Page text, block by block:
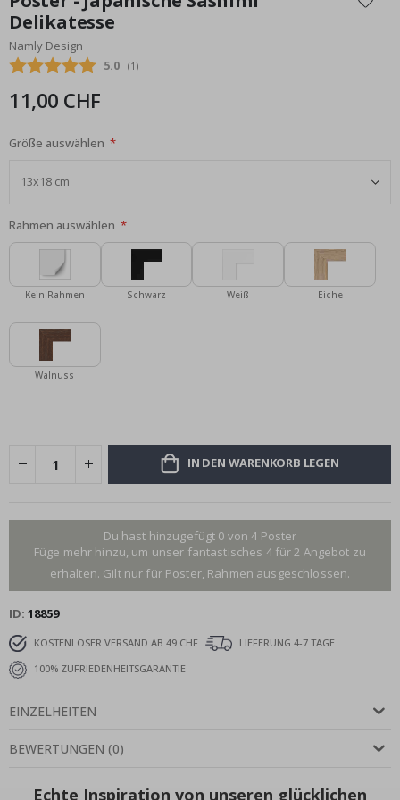
der
Bildgalerie
springen
Delikatesse
Namly Design
Durchschnittliche Bewertung:
5.0 (abgegebene bewertungen:
1 )
11,00 CHF
Größe auswählen
Rahmen auswählen
Kein Rahmen Schwarz Weiß Eiche
Walnuss
IN DEN WARENKORB LEGEN
Du hast hinzugefügt 0 von 4 Poster
Füge mehr hinzu, um unser fantastisches 4 für 2 Angebot zu
erhalten. Gilt nur für Poster, Rahmen ausgeschlossen.
ID 18859
KOSTENLOSER VERSAND AB 49 CHF
LIEFERUNG 4-7 TAGE
100% ZUFRIEDENHEITSGARANTIE
EINZELHEITEN
BEWERTUNGEN (0)
Echte Inspiration von unseren glücklichen